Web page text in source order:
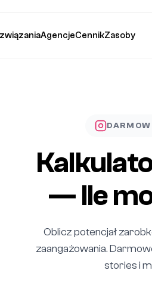
AgencjeCennikZasoby
— Ile
Oblicz potencjał
zaangażowania.
stories i